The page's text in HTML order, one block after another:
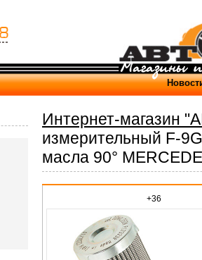
Интернет-магазин
измерительный F-
масла 90°
+36